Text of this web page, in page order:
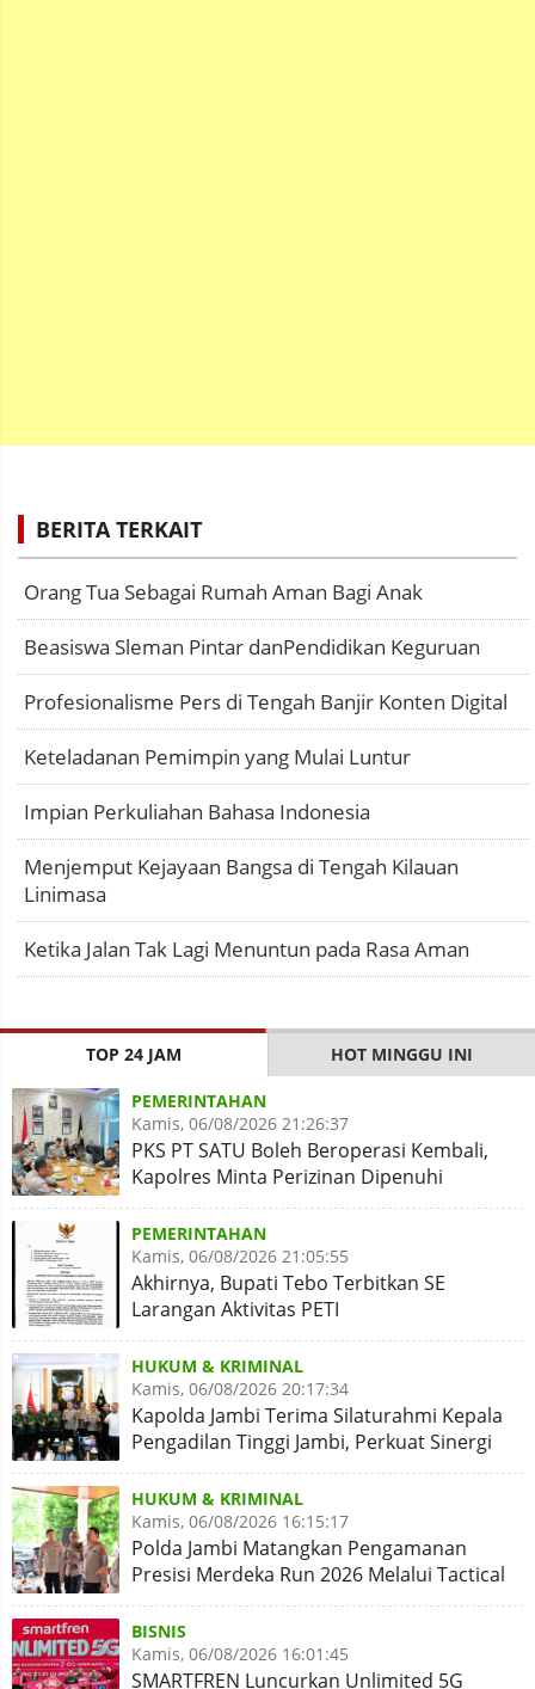
BERITA TERKAIT
Orang Tua Sebagai Rumah Aman Bagi Anak
Beasiswa Sleman Pintar danPendidikan Keguruan
Profesionalisme Pers di Tengah Banjir Konten Digital
Keteladanan Pemimpin yang Mulai Luntur
Impian Perkuliahan Bahasa Indonesia
Menjemput Kejayaan Bangsa di Tengah Kilauan
Linimasa
Ketika Jalan Tak Lagi Menuntun pada Rasa Aman
TOP 24 JAM HOT MINGGU INI
PEMERINTAHAN
Kamis, 06/08/2026 21:26:37
PKS PT SATU Boleh Beroperasi Kembali,
Kapolres Minta Perizinan Dipenuhi
PEMERINTAHAN
Kamis, 06/08/2026 21:05:55
Akhirnya, Bupati Tebo Terbitkan SE
Larangan Aktivitas PETI
HUKUM & KRIMINAL
Kamis, 06/08/2026 20:17:34
Kapolda Jambi Terima Silaturahmi Kepala
Pengadilan Tinggi Jambi, Perkuat Sinergi
Antar Lembaga
HUKUM & KRIMINAL
Kamis, 06/08/2026 16:15:17
Polda Jambi Matangkan Pengamanan
Presisi Merdeka Run 2026 Melalui Tactical
Floor Game
BISNIS
Kamis, 06/08/2026 16:01:45
SMARTFREN Luncurkan Unlimited 5G